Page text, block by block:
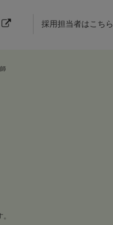
採用担当者はこちら